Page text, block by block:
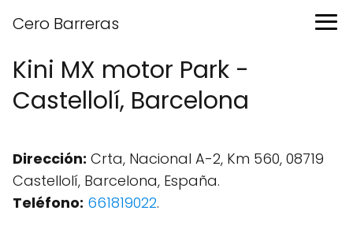
Cero Barreras
Kini MX motor Park -
Castellolí, Barcelona
Dirección: Crta, Nacional A-2, Km 560, 08719
Castellolí, Barcelona, España.
Teléfono: 661819022.